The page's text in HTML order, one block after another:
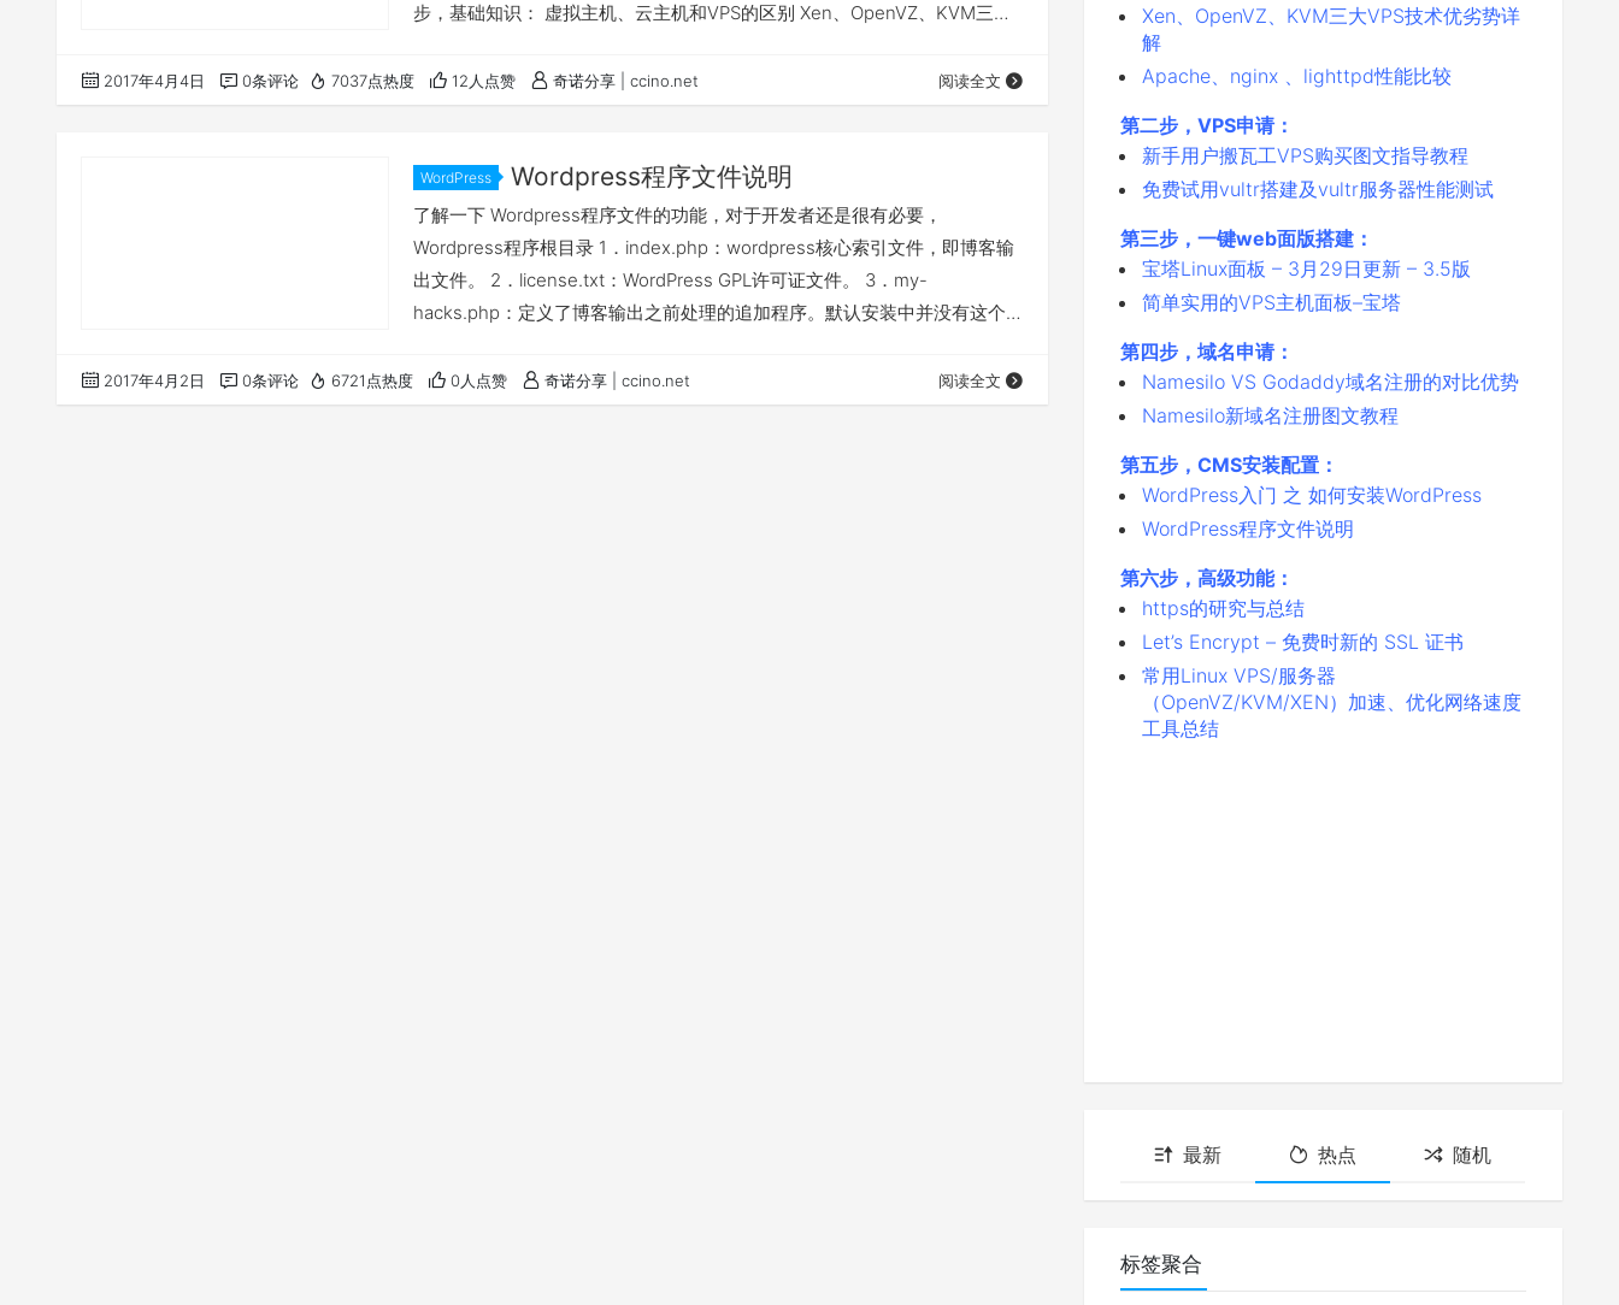
步，基础知识： 虚拟主机、云主机和VPS的区别 Xen、OpenVZ、KVM三大
请： 新手用户搬瓦工VPS购买图文指导教程 免费试用vultr搭建及vultr服务器
性能测试 第三步，一…
2017年4月4日 0条评论 7037点热度 12人点赞 奇诺分享 | ccino.net 阅读全文
WordPress Wordpress程序文件说明
了解一下 Wordpress程序文件的功能，对于开发者还是很有必要，
Wordpress程序根目录 1．index.php：wordpress核心索引文件，即博客输
出文件。 2．license.txt：WordPress GPL许可证文件。 3．my-
hacks.php：定义了博客输出之前处理的追加程序。默认安装中并没有这个文
装导言。 5．wp-atom.php：输出Atom信息聚合内容。 ⒍wp-blog-
heade…
2017年4月2日 0条评论 6721点热度 0人点赞 奇诺分享 | ccino.net 阅读全文
Xen、OpenVZ、KVM三大VPS技术优劣势详
解
Apache、nginx 、lighttpd性能比较
第二步，VPS申请：
新手用户搬瓦工VPS购买图文指导教程
免费试用vultr搭建及vultr服务器性能测试
第三步，一键web面版搭建：
宝塔Linux面板 – 3月29日更新 – 3.5版
简单实用的VPS主机面板–宝塔
第四步，域名申请：
Namesilo VS Godaddy域名注册的对比优势
Namesilo新域名注册图文教程
第五步，CMS安装配置：
WordPress入门 之 如何安装WordPress
WordPress程序文件说明
第六步，高级功能：
https的研究与总结
Let’s Encrypt – 免费时新的 SSL 证书
常用Linux VPS/服务器
（OpenVZ/KVM/XEN）加速、优化网络速度
工具总结
最新 热点 随机
标签聚合